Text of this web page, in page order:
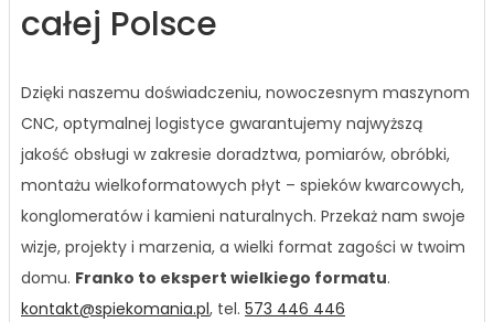
całej Polsce
Dzięki naszemu doświadczeniu, nowoczesnym maszynom
CNC, optymalnej logistyce gwarantujemy najwyższą
jakość obsługi w zakresie doradztwa, pomiarów, obróbki,
montażu wielkoformatowych płyt – spieków kwarcowych,
konglomeratów i kamieni naturalnych. Przekaż nam swoje
wizje, projekty i marzenia, a wielki format zagości w twoim
domu. Franko to ekspert wielkiego formatu.
kontakt@spiekomania.pl, tel. 573 446 446